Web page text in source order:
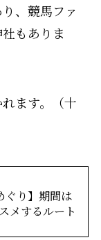
、競馬ファ
もありま
ます。（十
ぐり】期間は
メするルート